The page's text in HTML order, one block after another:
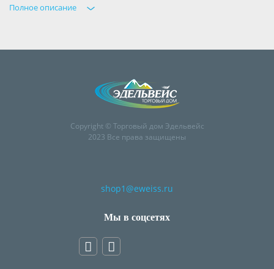
Полное описание
Copyright © Торговый дом Эдельвейс
2023 Все права защищены
shop1@eweiss.ru
Мы в соцсетях